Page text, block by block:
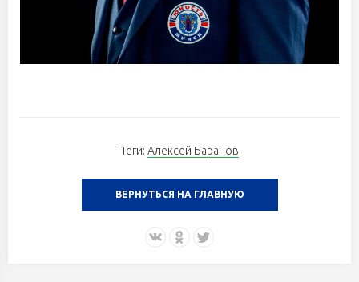
Теги: Алексей Баранов
ВЕРНУТЬСЯ НА ГЛАВНУЮ